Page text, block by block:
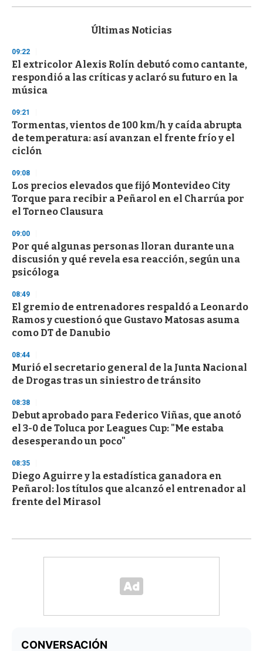
s
d
s
o
f
3
s
e
c
o
n
Últimas Noticias
09:22
El extricolor Alexis Rolín debutó como cantante,
respondió a las críticas y aclaró su futuro en la
música
09:21
Tormentas, vientos de 100 km/h y caída abrupta
de temperatura: así avanzan el frente frío y el
ciclón
09:08
Los precios elevados que fijó Montevideo City
Torque para recibir a Peñarol en el Charrúa por
el Torneo Clausura
09:00
Por qué algunas personas lloran durante una
discusión y qué revela esa reacción, según una
psicóloga
08:49
El gremio de entrenadores respaldó a Leonardo
Ramos y cuestionó que Gustavo Matosas asuma
como DT de Danubio
08:44
Murió el secretario general de la Junta Nacional
de Drogas tras un siniestro de tránsito
08:38
Debut aprobado para Federico Viñas, que anotó
el 3-0 de Toluca por Leagues Cup: "Me estaba
desesperando un poco"
08:35
Diego Aguirre y la estadística ganadora en
Peñarol: los títulos que alcanzó el entrenador al
frente del Mirasol